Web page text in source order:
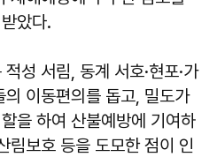
았다.
성 서림, 동계 서호·현포·가
이동편의를 돕고, 밀도가
을 하여 산불예방에 기여하
림보호 등을 도모한 점이 인